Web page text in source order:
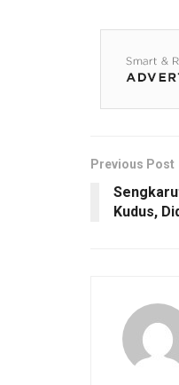
Previous Post
Kudus,